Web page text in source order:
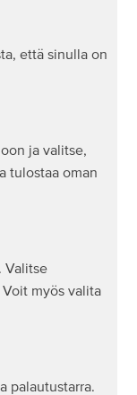
tuotteen
kanssa?
että sinulla on
ja valitse,
tulostaa oman
Valitse
myös valita
palautustarra.